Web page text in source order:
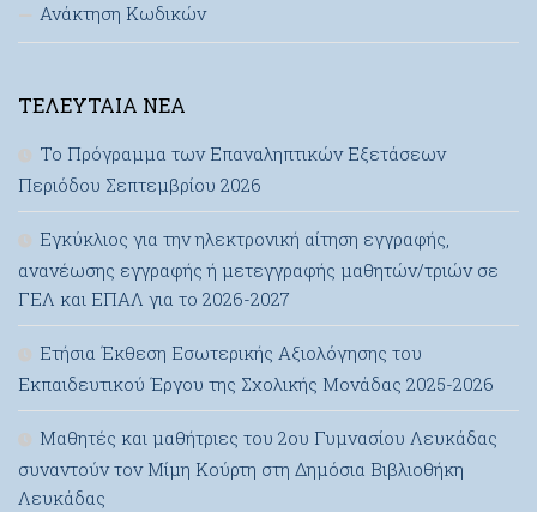
Ανάκτηση Κωδικών
ΤΕΛΕΥΤΑΊΑ ΝΈΑ
Το Πρόγραμμα των Επαναληπτικών Εξετάσεων
Περιόδου Σεπτεμβρίου 2026
Εγκύκλιος για την ηλεκτρονική αίτηση εγγραφής,
ανανέωσης εγγραφής ή μετεγγραφής μαθητών/τριών σε
ΓΕΛ και ΕΠΑΛ για το 2026-2027
Ετήσια Έκθεση Εσωτερικής Αξιολόγησης του
Εκπαιδευτικού Έργου της Σχολικής Μονάδας 2025-2026
Μαθητές και μαθήτριες του 2ου Γυμνασίου Λευκάδας
συναντούν τον Μίμη Κούρτη στη Δημόσια Βιβλιοθήκη
Λευκάδας